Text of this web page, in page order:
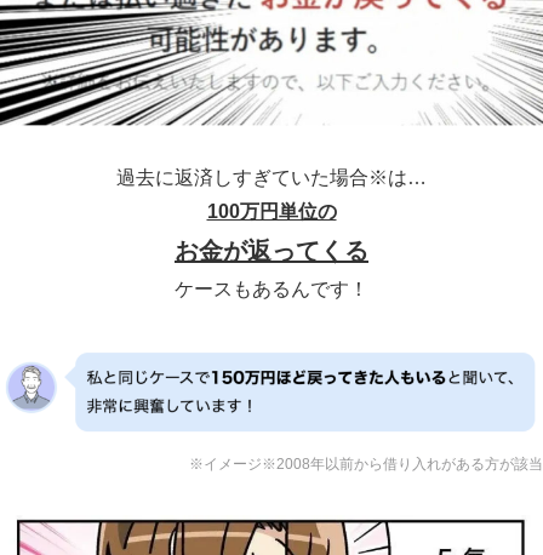
過去に返済しすぎていた場合※は…
100万円単位の
お金が返ってくる
ケースもあるんです！
※イメージ※2008年以前から借り入れがある方が該当